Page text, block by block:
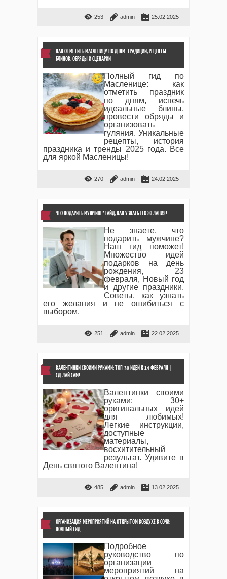
253 admin 25.02.2025
КАК ОТМЕТИТЬ МАСЛЕНИЦУ ПО ДНЯМ: ТРАДИЦИИ, РЕЦЕПТЫ
БЛИНОВ, ОБРЯДЫ И СЦЕНАРИИ
Полный гид по
Масленице: как
отметить праздник
по дням, испечь
идеальные блины,
провести обряды и
организовать
гуляния. Уникальные
рецепты, история
праздника и тренды 2025 года. Все
для яркой Масленицы!
270 admin 24.02.2025
ЧТО ПОДАРИТЬ МУЖЧИНЕ? ГАЙД, КАК УЗНАТЬ ЕГО ЖЕЛАНИЯ!
Не знаете, что
подарить мужчине?
Наш гид поможет!
Множество идей
подарков на день
рождения, 23
февраля, Новый год
и другие праздники.
Советы, как узнать
его желания и не ошибиться с
выбором.
251 admin 22.02.2025
ВАЛЕНТИНКИ СВОИМИ РУКАМИ: ТОП-30 ИДЕЙ К 14 ФЕВРАЛЯ |
СДЕЛАЙ САМ!
Валентинки своими
руками: 30+
оригинальных идей
для любимых!
Легкие инструкции,
доступные
материалы,
восхитительный
результат. Удивите в
День святого Валентина!
485 admin 13.02.2025
ОРГАНИЗАЦИЯ МЕРОПРИЯТИЙ НА ОТКРЫТОМ ВОЗДУХЕ В СОЧИ:
ПОЛНЫЙ ГИД
Подробное
руководство по
организации
мероприятий на